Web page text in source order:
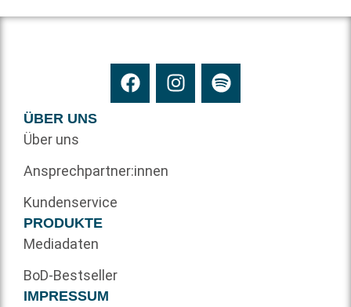
ÜBER UNS
Über uns
Ansprechpartner:innen
Kundenservice
PRODUKTE
Mediadaten
BoD-Bestseller
IMPRESSUM